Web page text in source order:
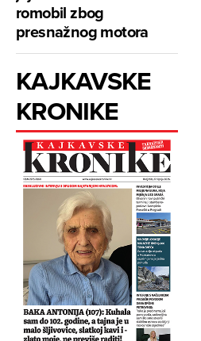
romobil zbog
presnažnog motora
KAJKAVSKE
KRONIKE